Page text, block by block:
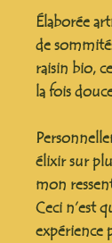
Élaborée
de
raisin bio,
la fois
élixir sur
mon
Ceci n’est
expérience